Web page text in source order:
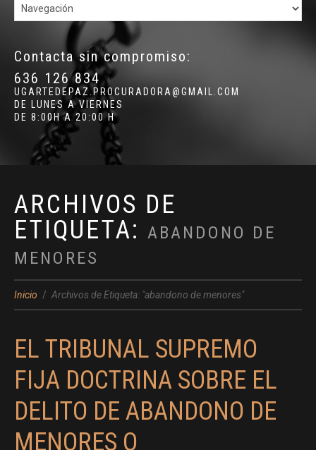
Contacta sin compromiso:
636 126 834
UGARTEDEPAZ.PROCURADORA@GMAIL.COM
DE LUNES A VIERNES
DE 8:00H A 20:00 H
ARCHIVOS DE
ETIQUETA: ABANDONO DE
MENORES
Inicio Archivos de Etiqueta: "abandono de menores"
EL TRIBUNAL SUPREMO
FIJA DOCTRINA SOBRE EL
DELITO DE ABANDONO DE
MENORES O